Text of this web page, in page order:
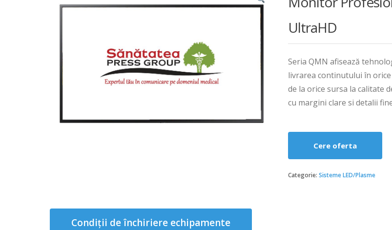
UltraHD
Seria QMN afisează
livrarea continutului în
de la orice sursa la calitate
cu margini clare si detalii
Cere oferta
Categorie: Sisteme LED/Plasme
Condiții de închiriere echipamente